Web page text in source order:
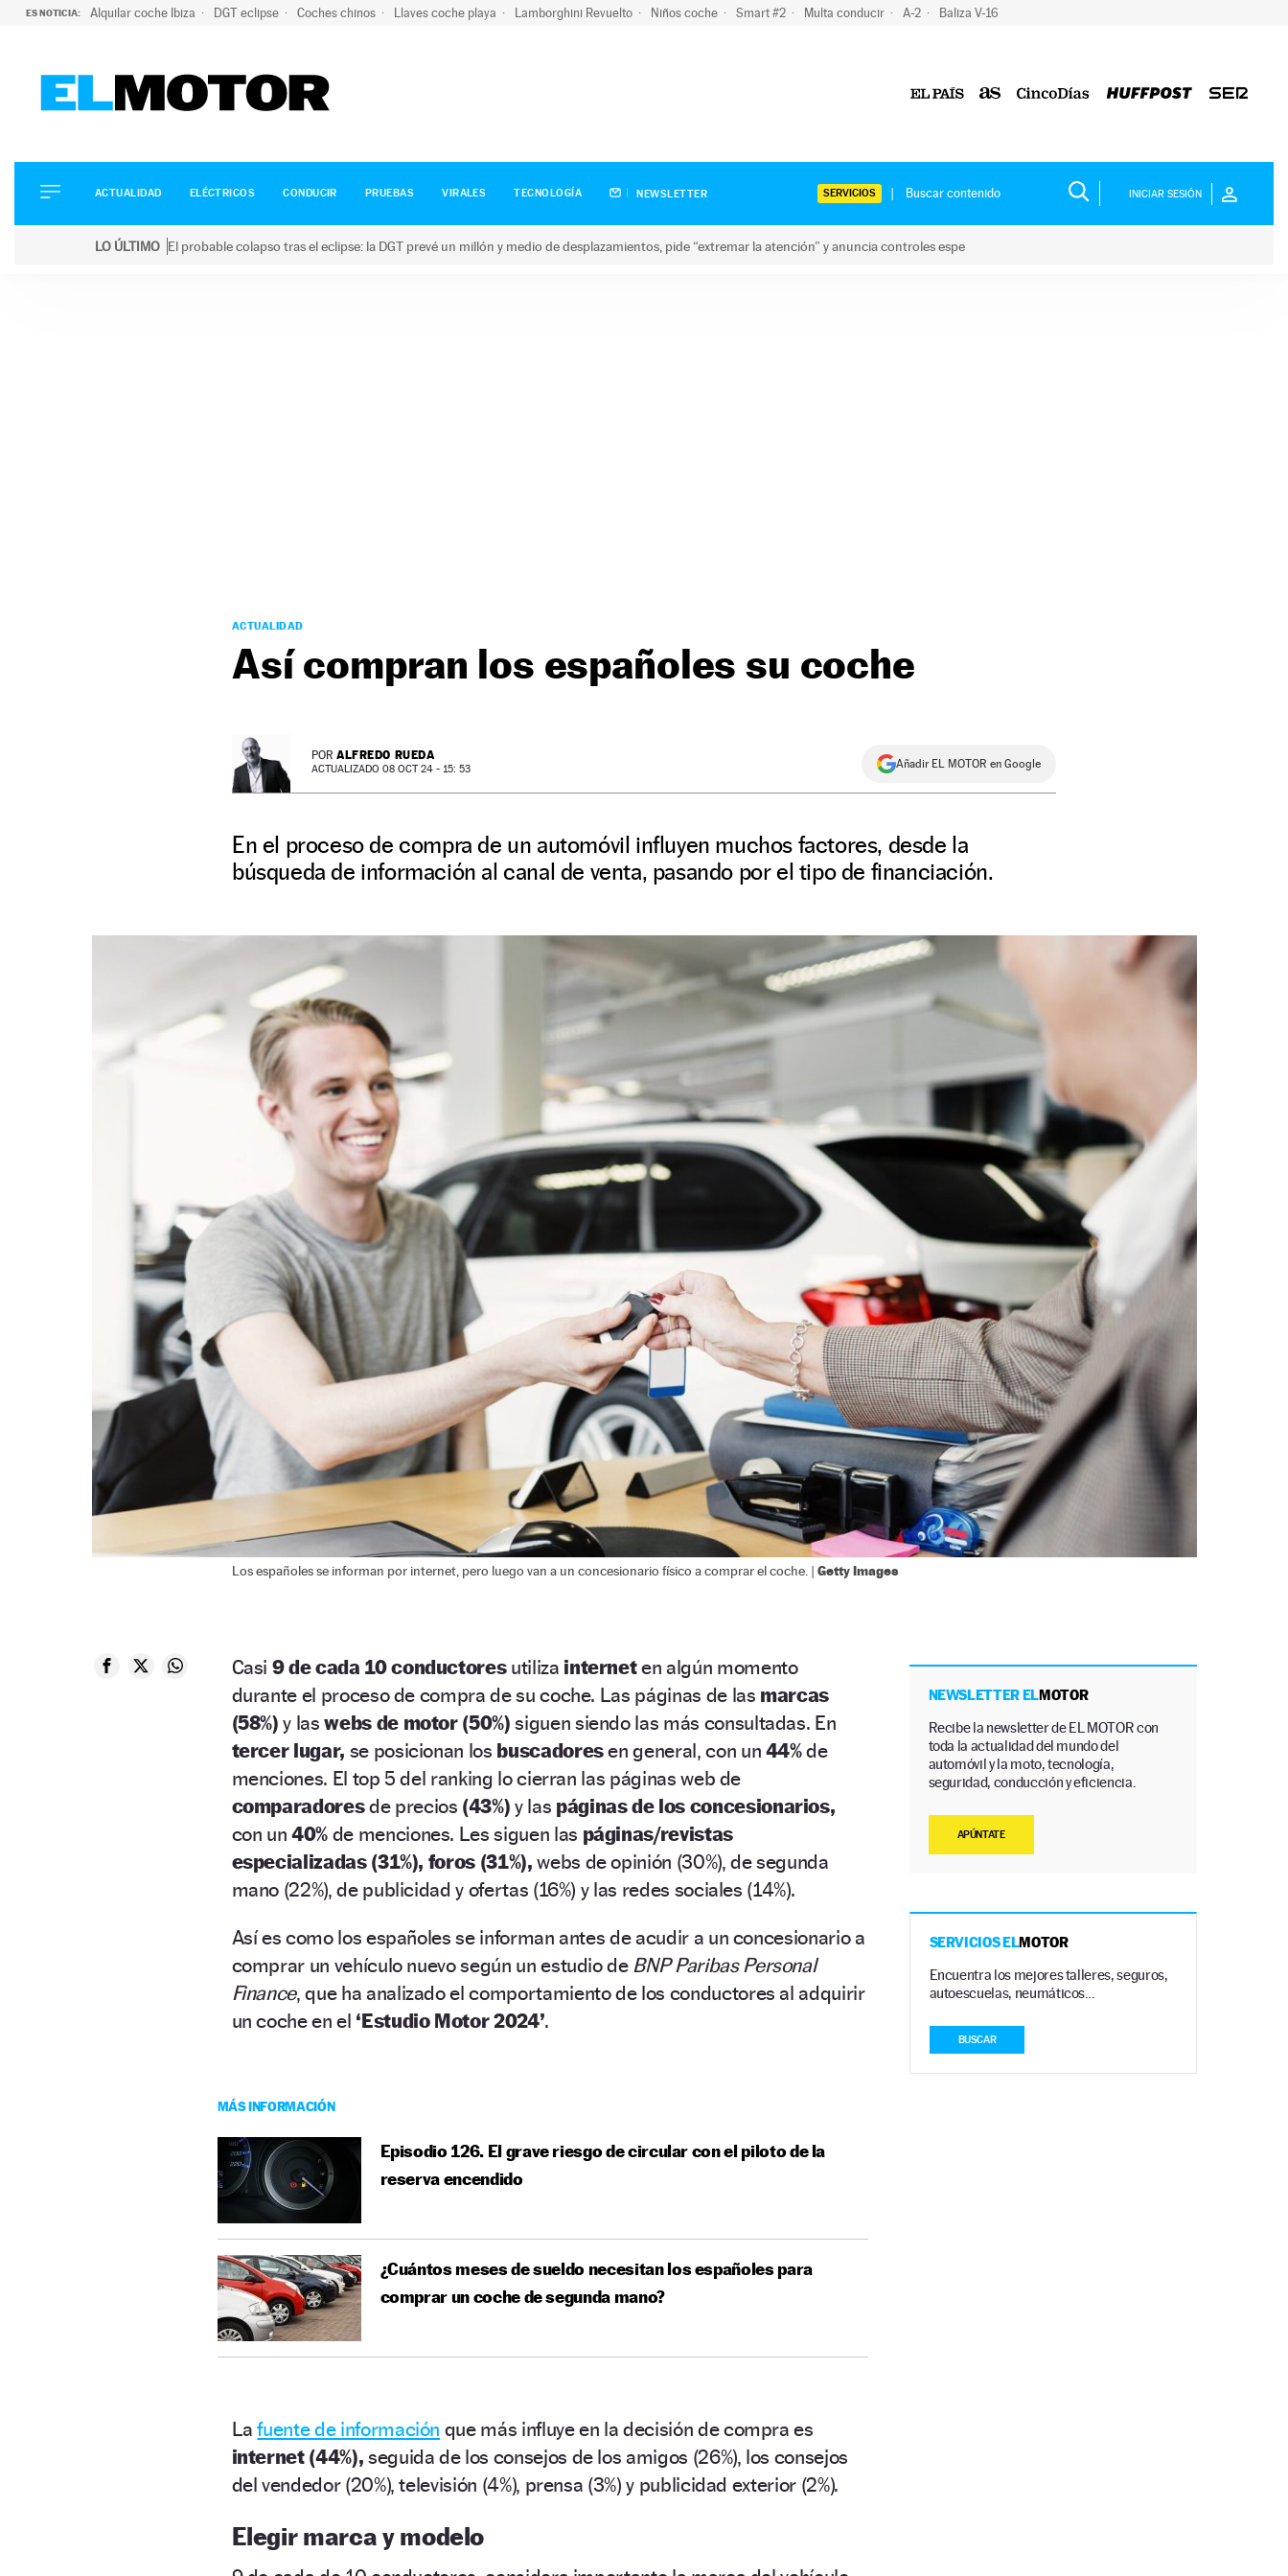
ES NOTICIA: Alquilar coche Ibiza DGT eclipse Coches chinos Llaves coche playa Lamborghini Revuelto Niños coche Smart #2 Multa conducir A-2 Baliza V-16
ELÉCTRICOS
CONDUCIR
ACTUALIDAD ELÉCTRICOS CONDUCIR PRUEBAS VIRALES TECNOLOGÍA NEWSLETTER SERVICIOS INICIAR SESIÓN
LO ÚLTIMO El probable colapso tras el eclipse: la DGT prevé un millón y medio de desplazamientos, pide “extremar la atención” y anuncia controles espe
ACTUALIDAD
Así compran los españoles su coche
POR ALFREDO RUEDA
ACTUALIZADO 08 OCT 24 - 15: 53 Añadir EL MOTOR en Google
En el proceso de compra de un automóvil influyen muchos factores, desde la
búsqueda de información al canal de venta, pasando por el tipo de financiación.
Los españoles se informan por internet, pero luego van a un concesionario físico a comprar el coche. | Getty Images
Casi 9 de cada 10 conductoresutiliza interneten algún momento
durante el proceso de compra de su coche. Las páginas de las marcas
(58%)y laswebs de motor (50%) siguen siendo las más consultadas. En
tercer lugar, se posicionan los buscadoresen general, con un 44%de
menciones. El top 5 del ranking lo cierran las páginas web de
comparadoresde precios (43%)y las páginas de los concesionarios,
con un40% de menciones. Les siguen las páginas/revistas
especializadas (31%), foros (31%), webs de opinión (30%), de segunda
mano (22%), de publicidad y ofertas (16%) y las redes sociales (14%).
Así es como los españoles se informan antes de acudir a un concesionario a
comprar un vehículo nuevo según un estudio de BNP Paribas Personal
Finance, que ha analizado el comportamiento de los conductores al adquirir
un coche en el ‘Estudio Motor 2024’.
MÁS INFORMACIÓN
Episodio 126. El grave riesgo de circular con el piloto de la
reserva encendido
¿Cuántos meses de sueldo necesitan los españoles para
comprar un coche de segunda mano?
Lafuente de información que más influye en la decisión de compra es
internet (44%), seguida de los consejos de los amigos (26%), los consejos
del vendedor (20%), televisión (4%), prensa (3%) y publicidad exterior (2%).
Elegir marca y modelo
NEWSLETTER ELMOTOR
Recibe la newsletter de EL MOTOR con
toda la actualidad del mundo del
automóvil y la moto, tecnología,
seguridad, conducción y eficiencia.
APÚNTATE
SERVICIOS ELMOTOR
Encuentra los mejores talleres, seguros,
autoescuelas, neumáticos…
BUSCAR